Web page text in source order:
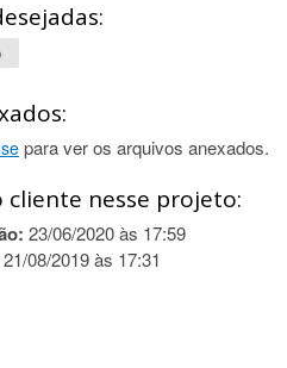
para ver os arquivos anexados.
cliente nesse projeto:
23/06/2020 às 17:59
21/08/2019 às 17:31